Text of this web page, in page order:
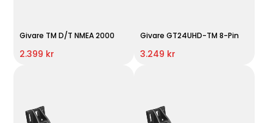
Givare TM D/T NMEA 2000
2.399 kr
Givare GT24UHD-TM 8-Pin
3.249 kr